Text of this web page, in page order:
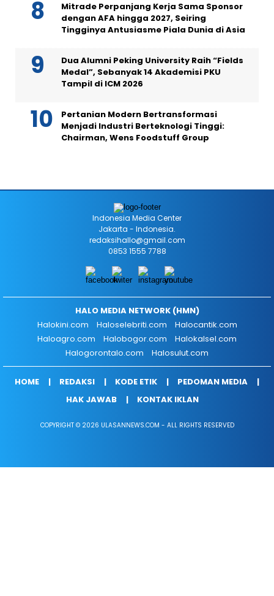
Mitrade Perpanjang Kerja Sama Sponsor
dengan AFA hingga 2027, Seiring
Tingginya Antusiasme Piala Dunia di Asia
Dua Alumni Peking University Raih “Fields
Medal”, Sebanyak 14 Akademisi PKU
Tampil di ICM 2026
Pertanian Modern Bertransformasi
Menjadi Industri Berteknologi Tinggi:
Chairman, Wens Foodstuff Group
Indonesia Media Center
Jakarta - Indonesia.
redaksihallo@gmail.com
0853 1555 7788
HALO MEDIA NETWORK (HMN)
Halokini.com
Haloselebriti.com
Halocantik.com
Haloagro.com
Halobogor.com
Halokalsel.com
Halogorontalo.com
Halosulut.com
HOME REDAKSI KODE ETIK
PEDOMAN MEDIA
HAK JAWAB
KONTAK IKLAN
COPYRIGHT © 2026 ULASANNEWS.COM - ALL RIGHTS RESERVED